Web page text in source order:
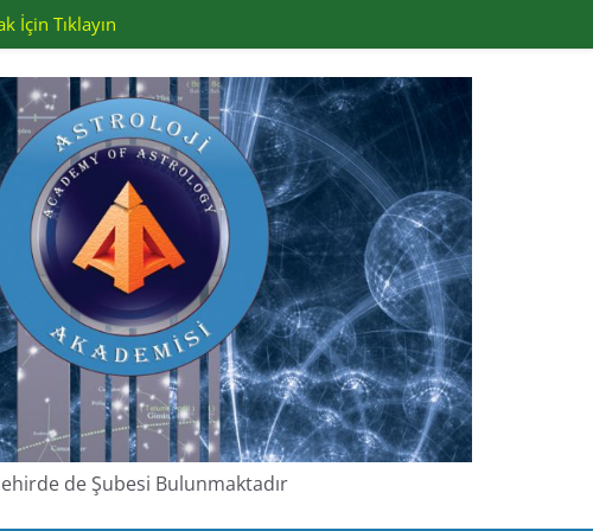
de Şubesi Bulunmaktadır
İçin Tıklayın